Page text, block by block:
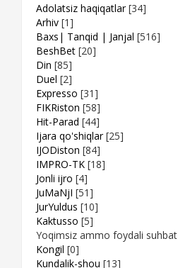
Adolatsiz haqiqatlar [34]
Arhiv [1]
Baxs| Tanqid | Janjal [516]
BeshBet [20]
Din [85]
Duel [2]
Expresso [31]
FIKRiston [58]
Hit-Parad [44]
Ijara qo'shiqlar [25]
IJODiston [84]
IMPRO-TK [18]
Jonli ijro [4]
JuMaNjI [51]
JurYuldus [10]
Kaktusso [5]
Yoqimsiz ammo foydali suhbat
Kongil [0]
Kundalik-shou [13]